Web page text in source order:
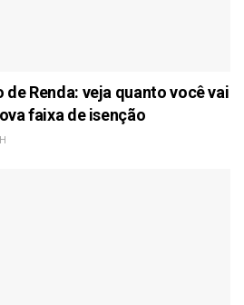
Renda: veja quanto você vai
faixa de isenção